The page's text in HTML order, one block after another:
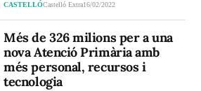
CASTELLÓCastelló Extra16/02/2022
Més de 326 milions per a una
nova Atenció Primària amb
més personal, recursos i
tecnologia